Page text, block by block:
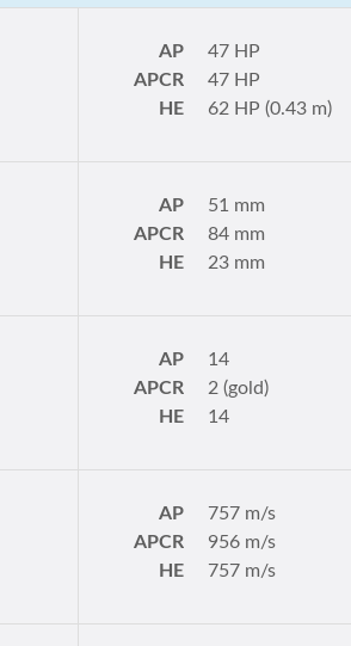
AP
47 HP
APCR
47 HP
HE
62 HP (0.43 m)
AP
51 mm
APCR
84 mm
HE
23 mm
AP
14
APCR
2 (gold)
HE
14
AP
757 m/s
APCR
956 m/s
HE
757 m/s